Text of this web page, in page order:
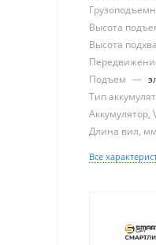
Высота
Высота
Подъем —
Тип
Аккумулятор,
Длина вил, мм
Все